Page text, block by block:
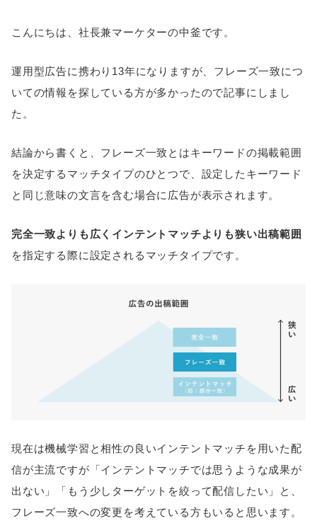
こんにちは、社長兼マーケターの中釜です。
運用型広告に携わり13年になりますが、フレーズ一致につ
いての情報を探している方が多かったので記事にしまし
た。
結論から書くと、フレーズ一致とはキーワードの掲載範囲
を決定するマッチタイプのひとつで、設定したキーワード
と同じ意味の文言を含む場合に広告が表示されます。
完全一致よりも広くインテントマッチよりも狭い出稿範囲
を指定する際に設定されるマッチタイプです。
現在は機械学習と相性の良いインテントマッチを用いた配
信が主流ですが「インテントマッチでは思うような成果が
出ない」「もう少しターゲットを絞って配信したい」と、
フレーズ一致への変更を考えている方もいると思います。